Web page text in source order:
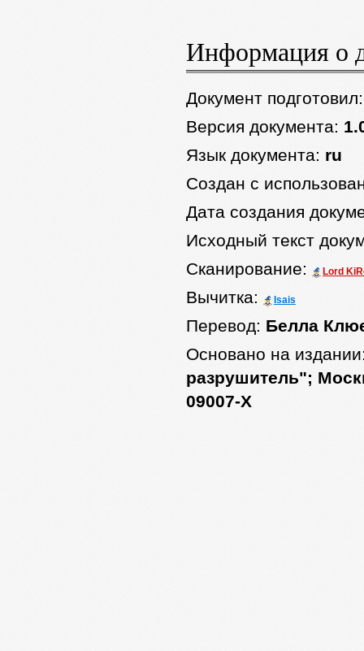
Информация о
Документ
Версия документа:
Язык документа: ru
Создан с
Дата создания
Исходный текст
Сканирование:
Lord
Вычитка: Isais
Перевод: Белла
Основано на
разрушитель";
09007-Х